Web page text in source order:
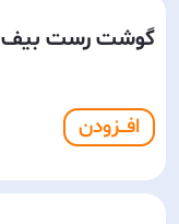
گوشت رست بیف100 گرم
افـــزودن